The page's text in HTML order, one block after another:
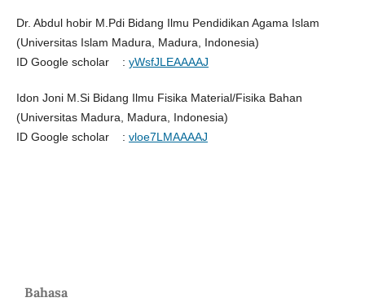
Dr. Abdul hobir M.Pdi Bidang Ilmu Pendidikan Agama Islam
(Universitas Islam Madura, Madura, Indonesia)
ID Google scholar : yWsfJLEAAAAJ
Idon Joni M.Si Bidang Ilmu Fisika Material/Fisika Bahan
(Universitas Madura, Madura, Indonesia)
ID Google scholar : vloe7LMAAAAJ
Bahasa